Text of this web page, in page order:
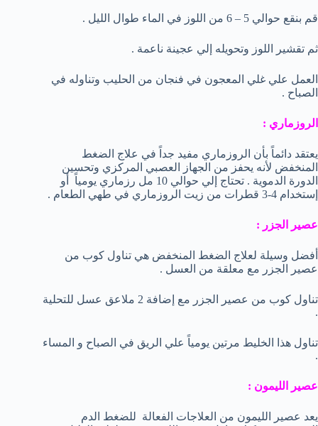
قم بنقع حوالي 5 – 6 من اللوز في الماء طوال الليل .
ثم تقشير اللوز وتحويله إلي عجينة ناعمة .
العمل علي غلي المعجون في فنجان من الحليب وتناوله في
الصباح .
الروزماري :
يعتقد دائماً بأن الروزماري مفيد جداً في علاج الضغط
المنخفض لأنه يحفز من الجهاز العصبي المركزي وتحسين
الدورة الدموية . تحتاج إلي حوالي 10 مل رزماري يومياً أو
إستخدام 4-3 قطرات من زيت الروزماري في طهي الطعام .
عصير الجزر :
أفضل وسيلة لعلاج الضغط المنخفض هي تناول كوب من
عصير الجزر مع معلقة من العسل .
تناول كوب من عصير الجزر مع إضافة 2 ملاعق عسل للتحلية
.
تناول هذا الخليط مرتين يومياً علي الريق في الصباح و المساء
.
عصير الليمون :
يعد عصير الليمون من العلاجات الفعالة للضغط الدم